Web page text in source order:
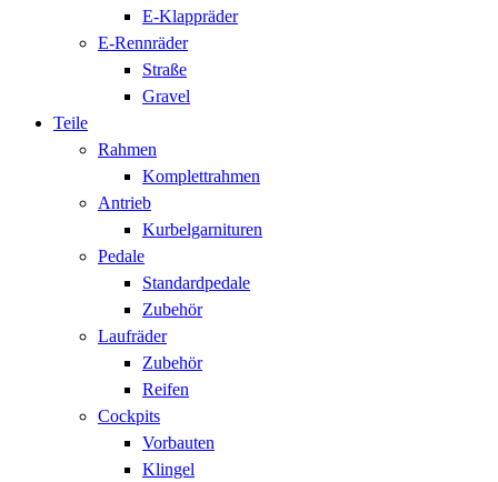
E-Klappräder
E-Rennräder
Straße
Gravel
Teile
Rahmen
Komplettrahmen
Antrieb
Kurbelgarnituren
Pedale
Standardpedale
Zubehör
Laufräder
Zubehör
Reifen
Cockpits
Vorbauten
Klingel